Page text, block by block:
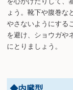
ょう。靴下や腹巻な
やさないようにする
を避け、ショウガや
にとりましょう。